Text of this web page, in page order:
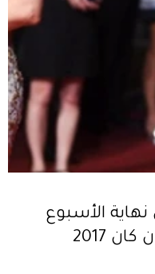
نهاية الأسبوع
2017